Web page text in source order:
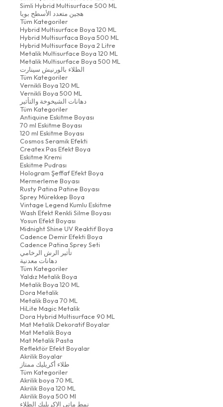
Simli Hybrid Multisurface 500 ML
هجين متعدد الأسطح بويا
Tüm Kategoriler
Hybrid Multisurface Boya 120 ML
Hybrid Multisurfaca Boya 500 ML
Hybrid Multisurface Boya 2 Litre
Metalik Multisurface Boya 120 ML
Metalik Multisurface Boya 500 ML
الطلاء بالورنيش سينارت
Tüm Kategoriler
Vernikli Boya 120 ML
Vernikli Boya 500 ML
دهانات الشيخوخة والتأثير
Tüm Kategoriler
Antiquine Eskitme Boyası
70 ml Eskitme Boyası
120 ml Eskitme Boyası
Cosmos Seramik Efekti
Createx Pas Efekt Boya
Eskitme Kremi
Eskitme Pudrası
Hologram Şeffaf Efekt Boya
Mermerleme Boyası
Rusty Patina Patine Boyası
Sprey Mürekkep Boya
Vintage Legend Kumlu Eskitme
Wash Efekt Renkli Silme Boyası
Yosun Efekt Boyası
Midnight Shine UV Reaktif Boya
Cadence Demir Efekti Boya
Cadence Patina Sprey Seti
تأثير الرش الرخامي
دهانات معدنية
Tüm Kategoriler
Yaldız Metalik Boya
Metalik Boya 120 ML
Dora Metalik
Metalik Boya 70 ML
HiLite Magic Metalik
Dora Hybrid Multisurface 90 ML
Mat Metalik Dekoratif Boyalar
Mat Metalik Boya
Mat Metalik Pasta
Reflektör Efekt Boyalar
Akrilik Boyalar
طلاء أكريليك ممتاز
Tüm Kategoriler
Akrilik boya 70 ML
Akrilik Boya 120 ML
Akrilik Boya 500 Ml
نمط ماتي الاكريليك الطلاء